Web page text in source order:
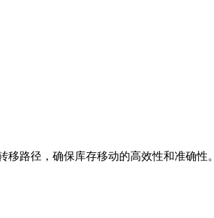
路径，确保库存移动的高效性和准确性。